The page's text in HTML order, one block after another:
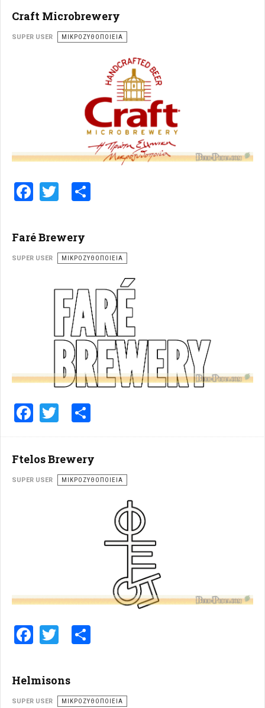
Craft Microbrewery
SUPER USER ΜΙΚΡΟΖΥΘΟΠΟΙΕΊΑ
Facebook
Twitter
Faré Brewery
SUPER USER ΜΙΚΡΟΖΥΘΟΠΟΙΕΊΑ
Facebook
Twitter
Ftelos Brewery
SUPER USER ΜΙΚΡΟΖΥΘΟΠΟΙΕΊΑ
Facebook
Twitter
Helmisons
SUPER USER ΜΙΚΡΟΖΥΘΟΠΟΙΕΊΑ